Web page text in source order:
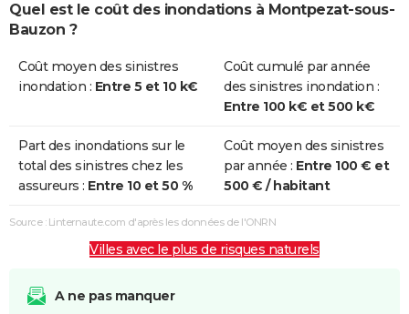
Boue
et/ou
Coulées de
Inondations
et/ou
Coulées de
Boue
10/11/1996 13/11/1996 4 j Oui
Inondations
Coulées de
04/10/1995 05/10/1995 2 j
Quel est le coût des inondations à Montpezat-sous-
Bauzon ?
Coût moyen des sinistres
inondation : Entre 5 et 10 k€
Coût cumulé par année
des sinistres inondation :
Entre 100 k€ et 500 k€
Part des inondations sur le
total des sinistres chez les
assureurs : Entre 10 et 50 %
Coût moyen des sinistres
par année : Entre 100 € et
500 € / habitant
Source : Linternaute.com d'après les données de l'ONRN
Villes avec le plus de risques naturels
A ne pas manquer